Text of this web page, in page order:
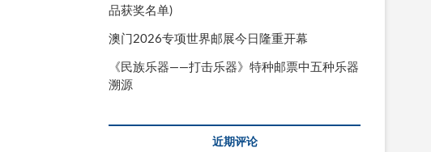
品获奖名单)
澳门2026专项世界邮展今日隆重开幕
《民族乐器——打击乐器》特种邮票中五种乐器
溯源
近期评论